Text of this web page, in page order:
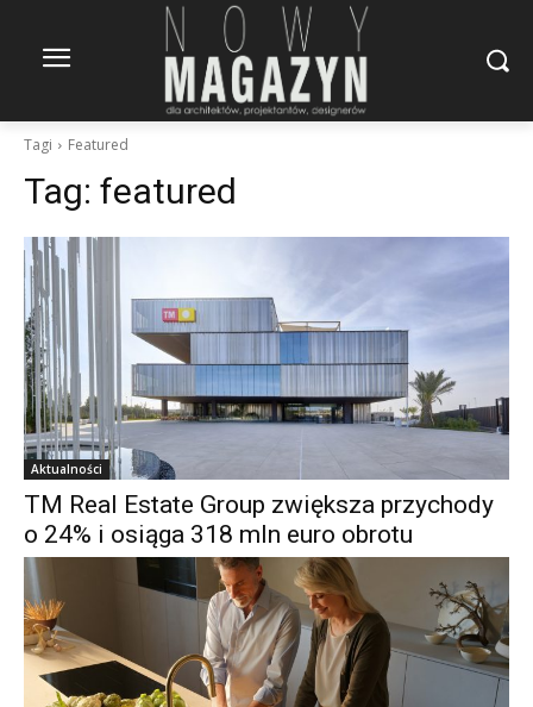
Tagi Featured
Tag: featured
Aktualności
TM Real Estate Group zwiększa przychody
o 24% i osiąga 318 mln euro obrotu